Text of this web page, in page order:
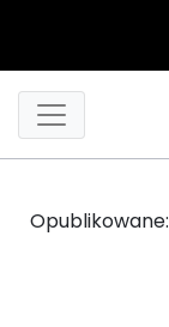
Opublikowane: